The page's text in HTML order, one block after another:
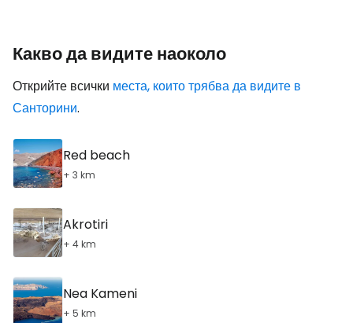
Какво да видите наоколо
Открийте всички места, които трябва да видите в
Санторини.
Red beach
+ 3 km
Akrotiri
+ 4 km
Nea Kameni
+ 5 km